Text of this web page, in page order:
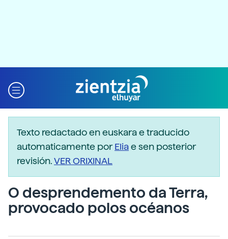
Texto redactado en euskara e traducido
automaticamente porEliae sen posterior
revisión.VER ORIXINAL
O desprendemento da Terra,
provocado polos océanos